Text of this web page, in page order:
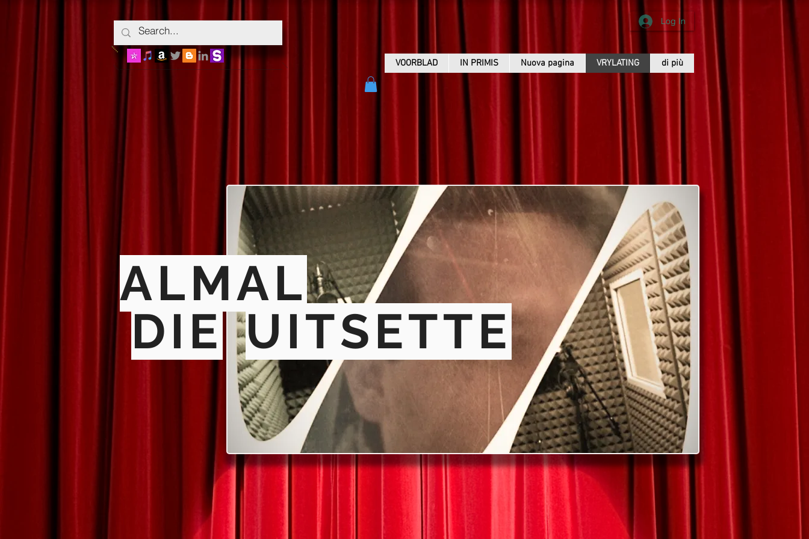
Log In
VOORBLAD IN PRIMIS Nuova pagina VRYLATING di più
ALMAL
DIE UITSETTE